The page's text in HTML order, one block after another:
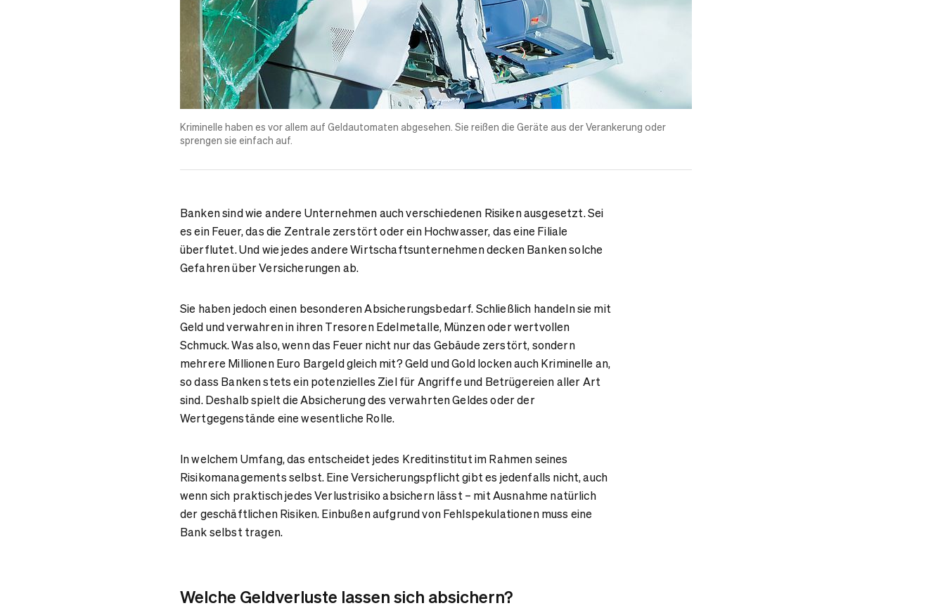
Kriminelle haben es vor allem auf Geldautomaten abgesehen. Sie reißen die Geräte aus der Verankerung oder
sprengen sie einfach auf.
Banken sind wie andere Unternehmen auch verschiedenen Risiken ausgesetzt. Sei
es ein Feuer, das die Zentrale zerstört oder ein Hochwasser, das eine Filiale
überflutet. Und wie jedes andere Wirtschaftsunternehmen decken Banken solche
Gefahren über Versicherungen ab.
Sie haben jedoch einen besonderen Absicherungsbedarf. Schließlich handeln sie mit
Geld und verwahren in ihren Tresoren Edelmetalle, Münzen oder wertvollen
Schmuck. Was also, wenn das Feuer nicht nur das Gebäude zerstört, sondern
mehrere Millionen Euro Bargeld gleich mit? Geld und Gold locken auch Kriminelle an,
so dass Banken stets ein potenzielles Ziel für Angriffe und Betrügereien aller Art
sind. Deshalb spielt die Absicherung des verwahrten Geldes oder der
Wertgegenstände eine wesentliche Rolle.
In welchem Umfang, das entscheidet jedes Kreditinstitut im Rahmen seines
Risikomanagements selbst. Eine Versicherungspflicht gibt es jedenfalls nicht, auch
wenn sich praktisch jedes Verlustrisiko absichern lässt – mit Ausnahme natürlich
der geschäftlichen Risiken. Einbußen aufgrund von Fehlspekulationen muss eine
Bank selbst tragen.
Welche Geldverluste lassen sich absichern?